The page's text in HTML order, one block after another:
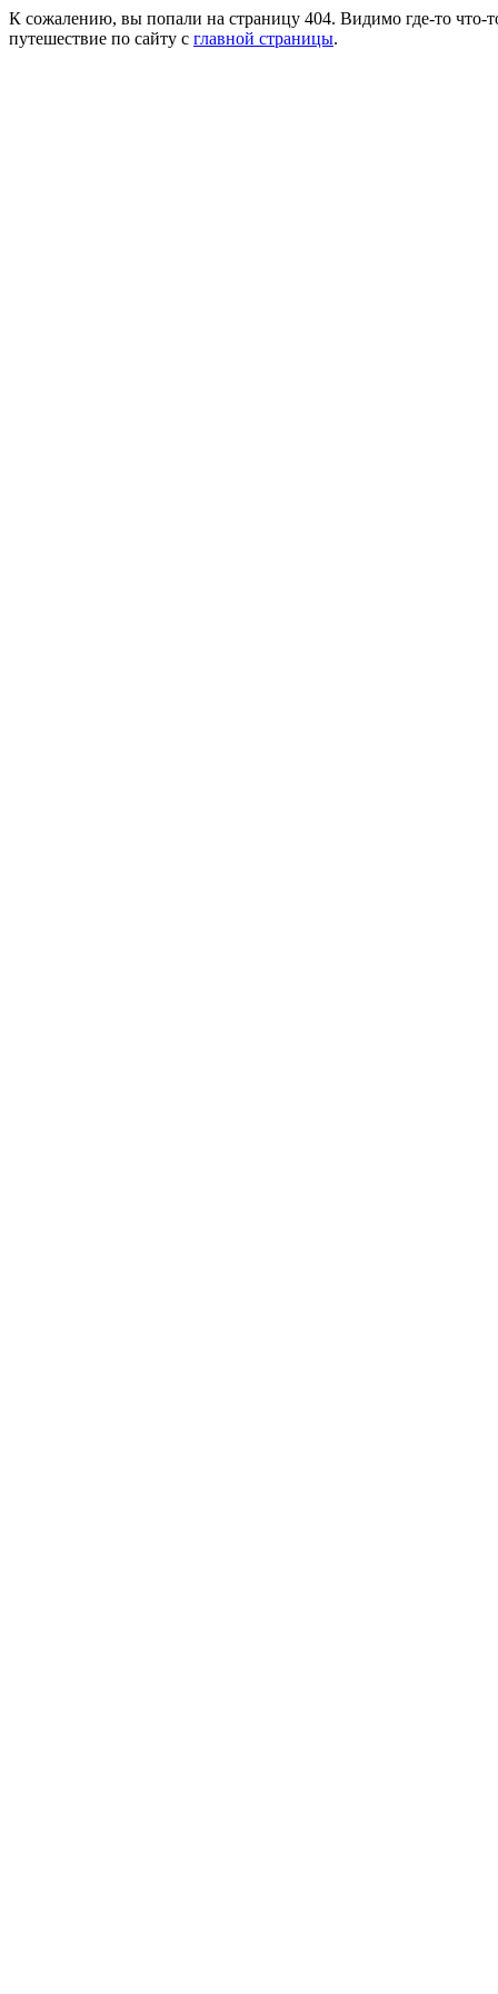
К сожалению, вы попали на страницу 404. Видимо где-то что-
путешествие по сайту с главной страницы.